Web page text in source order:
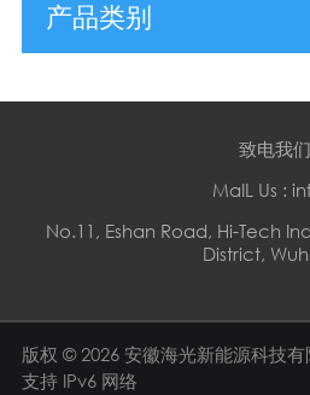
产品类别
致电我
MaIL Us :
No.11, Eshan Road, Hi-Tech
District,
版权 © 2026 安徽海光新能源科技有
支持 IPv6 网络